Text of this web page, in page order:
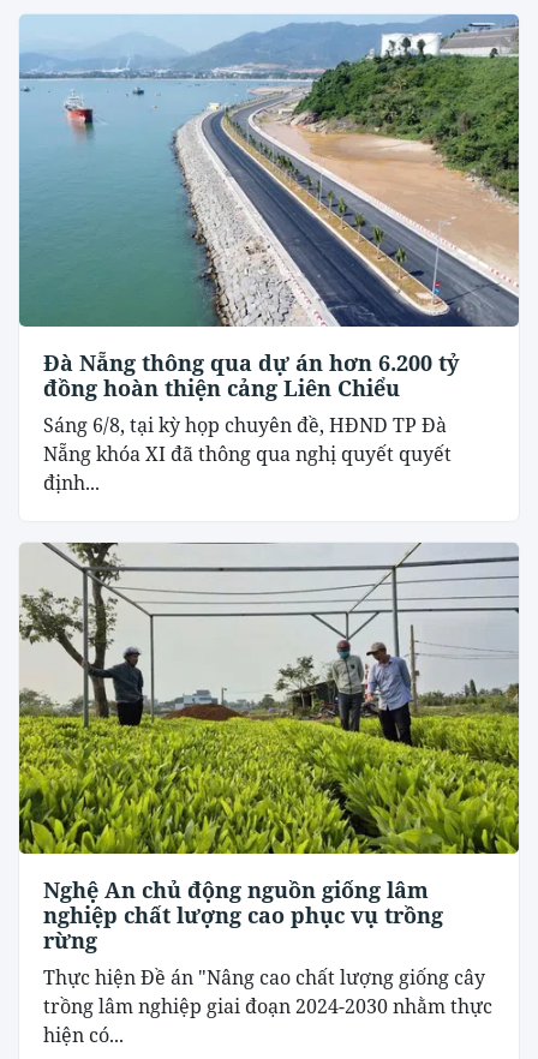
Đà Nẵng thông qua dự án hơn 6.200 tỷ
đồng hoàn thiện cảng Liên Chiểu
Sáng 6/8, tại kỳ họp chuyên đề, HĐND TP Đà
Nẵng khóa XI đã thông qua nghị quyết quyết
định...
Nghệ An chủ động nguồn giống lâm
nghiệp chất lượng cao phục vụ trồng
rừng
Thực hiện Đề án "Nâng cao chất lượng giống cây
trồng lâm nghiệp giai đoạn 2024-2030 nhằm thực
hiện có...